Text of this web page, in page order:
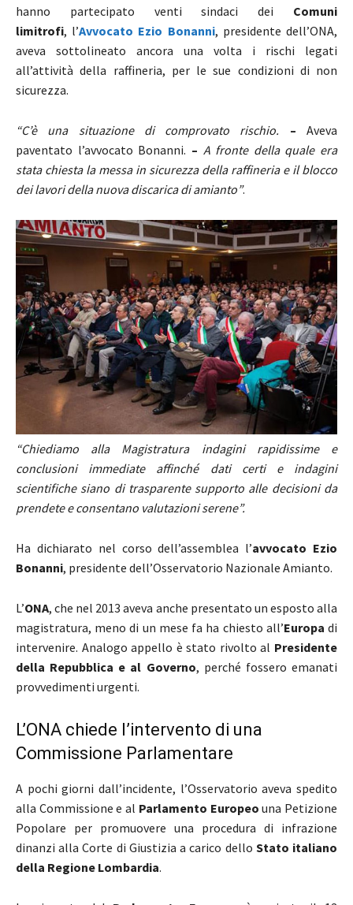
hanno partecipato venti sindaci dei Comuni
limitrofi, l’Avvocato Ezio Bonanni, presidente dell’ONA,
aveva sottolineato ancora una volta i rischi legati
all’attività della raffineria, per le sue condizioni di non
sicurezza.
“C’è una situazione di comprovato rischio. –Aveva
paventato l’avvocato Bonanni. – A fronte della quale era
stata chiesta la messa in sicurezza della raffineria e il blocco
dei lavori della nuova discarica di amianto”.
“Chiediamo alla Magistratura indagini rapidissime e
conclusioni immediate affinché dati certi e indagini
scientifiche siano di trasparente supporto alle decisioni da
prendete e consentano valutazioni serene”.
Ha dichiarato nel corso dell’assemblea l’avvocato Ezio
Bonanni, presidente dell’Osservatorio Nazionale Amianto.
L’ONA, che nel 2013 aveva anche presentato un esposto alla
magistratura, meno di un mese fa ha chiesto all’Europa di
intervenire. Analogo appello è stato rivolto al Presidente
della Repubblica e al Governo, perché fossero emanati
provvedimenti urgenti.
L’ONA chiede l’intervento di una
Commissione Parlamentare
A pochi giorni dall’incidente, l’Osservatorio aveva spedito
alla Commissione e al Parlamento Europeo una Petizione
Popolare per promuovere una procedura di infrazione
dinanzi alla Corte di Giustizia a carico dello Stato italiano
della Regione Lombardia.